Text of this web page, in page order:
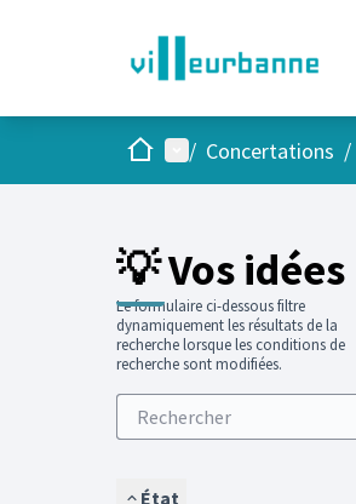
AccueilMenu principal
/ Concertations /
💡 Vos idées
Le formulaire ci-dessous filtre
dynamiquement les résultats de la
recherche lorsque les conditions de
recherche sont modifiées.
État